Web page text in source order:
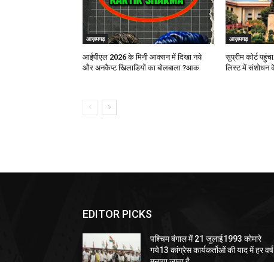
EDITOR PICKS
पश्चिम बंगाल में 21 जुलाई1993 कोमारे
गये13 कांग्रेस कार्यकर्तोओं की याद में हर वर्ष